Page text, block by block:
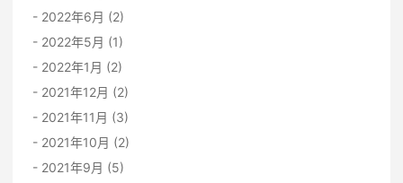
2022年6月 (2)
2022年5月 (1)
2022年1月 (2)
2021年12月 (2)
2021年11月 (3)
2021年10月 (2)
2021年9月 (5)